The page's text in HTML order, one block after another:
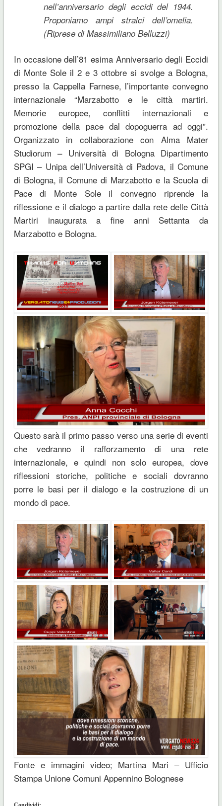
nell’anniversario degli eccidi del 1944.
Proponiamo ampi stralci dell’omelia.
(Riprese di Massimiliano Belluzzi)
In occasione dell’81 esima Anniversario degli Eccidi
di Monte Sole il 2 e 3 ottobre si svolge a Bologna,
presso la Cappella Farnese, l’importante convegno
internazionale “Marzabotto e le città martiri.
Memorie europee, conflitti internazionali e
promozione della pace dal dopoguerra ad oggi”.
Organizzato in collaborazione con Alma Mater
Studiorum – Università di Bologna Dipartimento
SPGI – Unipa dell’Università di Padova, il Comune
di Bologna, il Comune di Marzabotto e la Scuola di
Pace di Monte Sole il convegno riprende la
riflessione e il dialogo a partire dalla rete delle Città
Martiri inaugurata a fine anni Settanta da
Marzabotto e Bologna.
Questo sarà il primo passo verso una serie di eventi
che vedranno il rafforzamento di una rete
internazionale, e quindi non solo europea, dove
riflessioni storiche, politiche e sociali dovranno
porre le basi per il dialogo e la costruzione di un
mondo di pace.
Fonte e immagini video; Martina Mari – Ufficio
Stampa Unione Comuni Appennino Bolognese